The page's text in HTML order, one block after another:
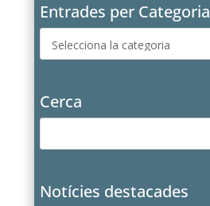
Entrades per Categoria
per
Cerca
Notícies destacades